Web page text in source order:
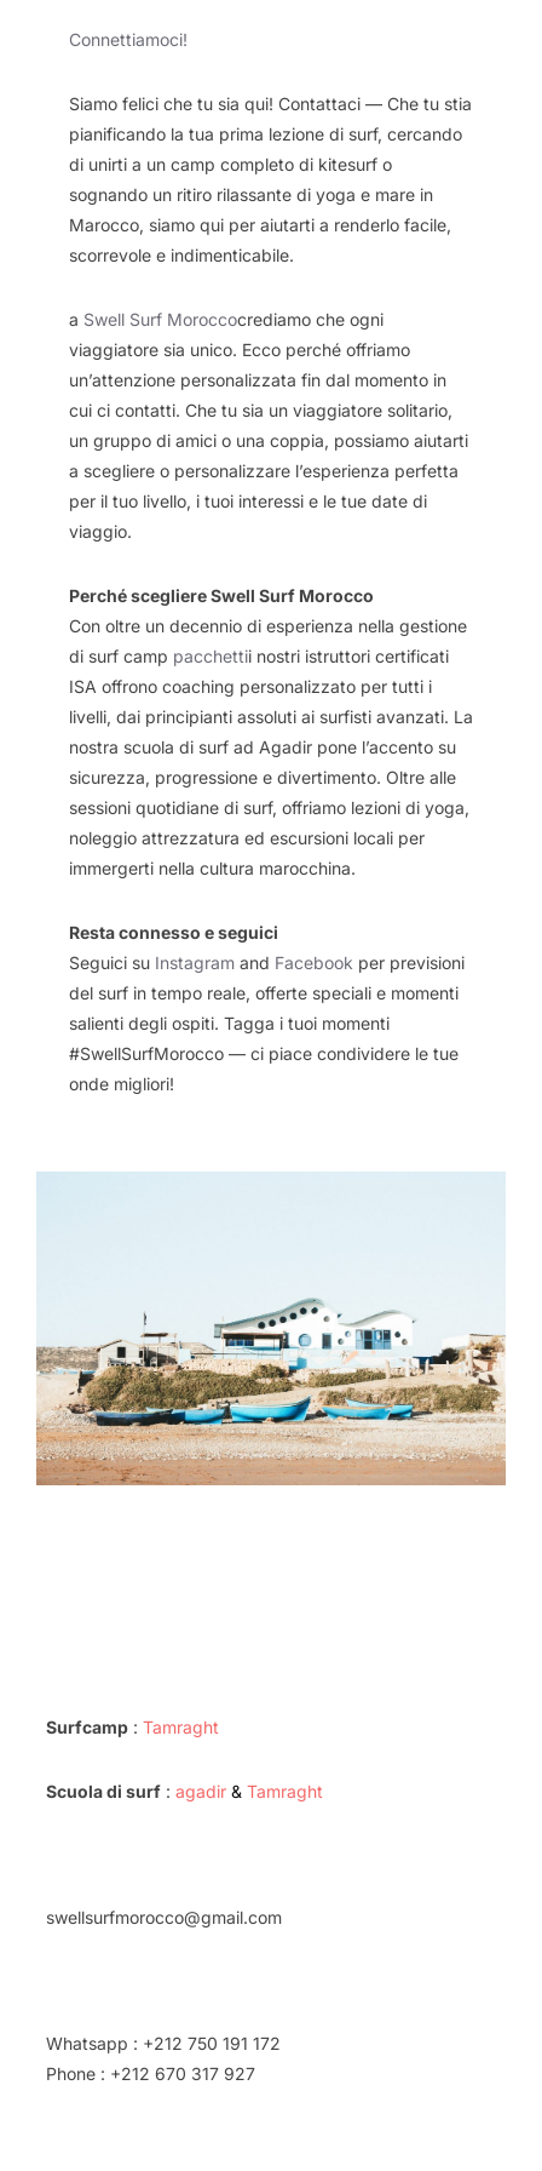
Connettiamoci!
Siamo felici che tu sia qui! Contattaci — Che tu stia
pianificando la tua prima lezione di surf, cercando
di unirti a un camp completo di kitesurf o
sognando un ritiro rilassante di yoga e mare in
Marocco, siamo qui per aiutarti a renderlo facile,
scorrevole e indimenticabile.
a Swell Surf Moroccocrediamo che ogni
viaggiatore sia unico. Ecco perché offriamo
un’attenzione personalizzata fin dal momento in
cui ci contatti. Che tu sia un viaggiatore solitario,
un gruppo di amici o una coppia, possiamo aiutarti
a scegliere o personalizzare l’esperienza perfetta
per il tuo livello, i tuoi interessi e le tue date di
viaggio.
Perché scegliere Swell Surf Morocco
Con oltre un decennio di esperienza nella gestione
di surf camp pacchettii nostri istruttori certificati
ISA offrono coaching personalizzato per tutti i
livelli, dai principianti assoluti ai surfisti avanzati. La
nostra scuola di surf ad Agadir pone l’accento su
sicurezza, progressione e divertimento. Oltre alle
sessioni quotidiane di surf, offriamo lezioni di yoga,
noleggio attrezzatura ed escursioni locali per
immergerti nella cultura marocchina.
Resta connesso e seguici
Seguici su Instagramand Facebook per previsioni
del surf in tempo reale, offerte speciali e momenti
salienti degli ospiti. Tagga i tuoi momenti
#SwellSurfMorocco — ci piace condividere le tue
onde migliori!
Surfcamp: Tamraght
Scuola di surf: agadir & Tamraght
swellsurfmorocco@gmail.com
Whatsapp : +212 750 191 172
Phone : +212 670 317 927